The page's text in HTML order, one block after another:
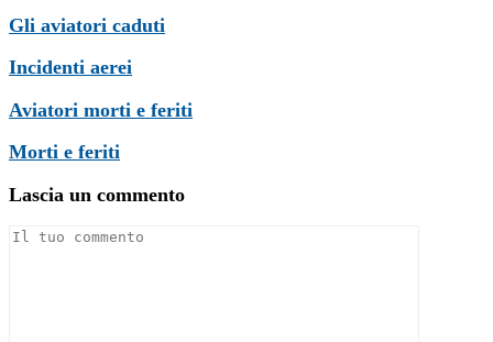
Gli aviatori caduti
Incidenti aerei
Aviatori morti e feriti
Morti e feriti
Lascia un commento